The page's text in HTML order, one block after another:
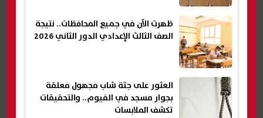
ظهرت الآن في جميع المحافظات.. نتيجة
الصف الثالث الإعدادي الدور الثاني 2026
العثور على جثة شاب مجهول معلقة
بجوار مسجد في الفيوم.. والتحقيقات
تكشف الملابسات